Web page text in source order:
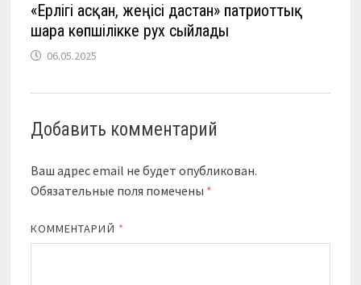
«Ерлігі асқан, жеңісі дастан» патриоттық
шара көпшілікке рух сыйлады
06.05.2025
Добавить комментарий
Ваш адрес email не будет опубликован.
Обязательные поля помечены *
КОММЕНТАРИЙ *